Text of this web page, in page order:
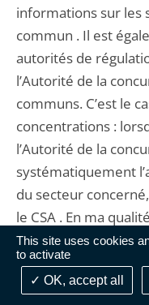
This site uses cookies
to activate
OK, accept all
informations sur les
commun . Il est
autorités de
l’Autorité de la
communs. C’est le
concentrations :
l’Autorité de la
systématiquement
du secteur concerné,
le CSA . En ma
l’Autorité de la
l’attention sur la
les clarifications